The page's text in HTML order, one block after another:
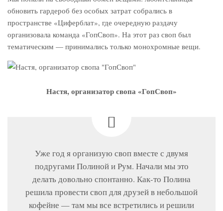
обновить гардероб без особых затрат собрались в
пространстве «Циферблат», где очередную раздачу
организовала команда «ГопСвоп». На этот раз своп был
тематическим — принимались только монохромные вещи.
Настя, организатор свопа «ГопСвоп»
Уже год я организую своп вместе с двумя
подругами Полиной и Рум. Начали мы это
делать довольно спонтанно. Как-то Полина
решила провести своп для друзей в небольшой
кофейне — там мы все встретились и решили